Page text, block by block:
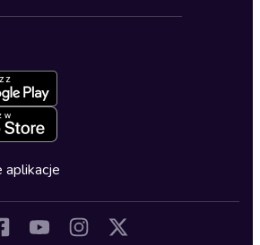
prywatności
nielegalnych treści
i bibliotek
newslettera